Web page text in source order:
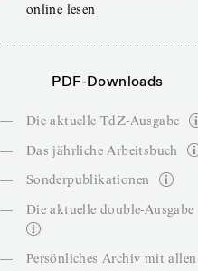
online lesen
PDF-Downloads
—
Die aktuelle TdZ-Ausgabe
—
Das jährliche Arbeitsbuch
—
Sonderpublikationen
—
Die aktuelle double-Ausgabe
—
Persönliches Archiv mit allen